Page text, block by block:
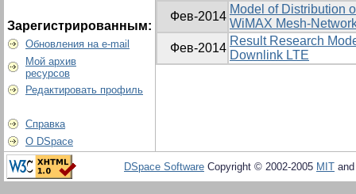
Зарегистрированным:
Обновления на e-mail
Мой архив
ресурсов
Редактировать профиль
Справка
О DSpace
Фев-2014
Model of Distribution
WiMAX Mesh-
Фев-2014
Result Research
Downlink LTE
DSpace Software Copyright © 2002-2005 MIT